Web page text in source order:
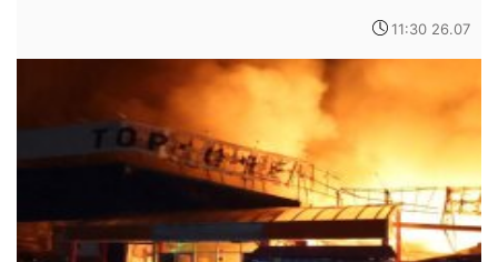
11:30 26.07